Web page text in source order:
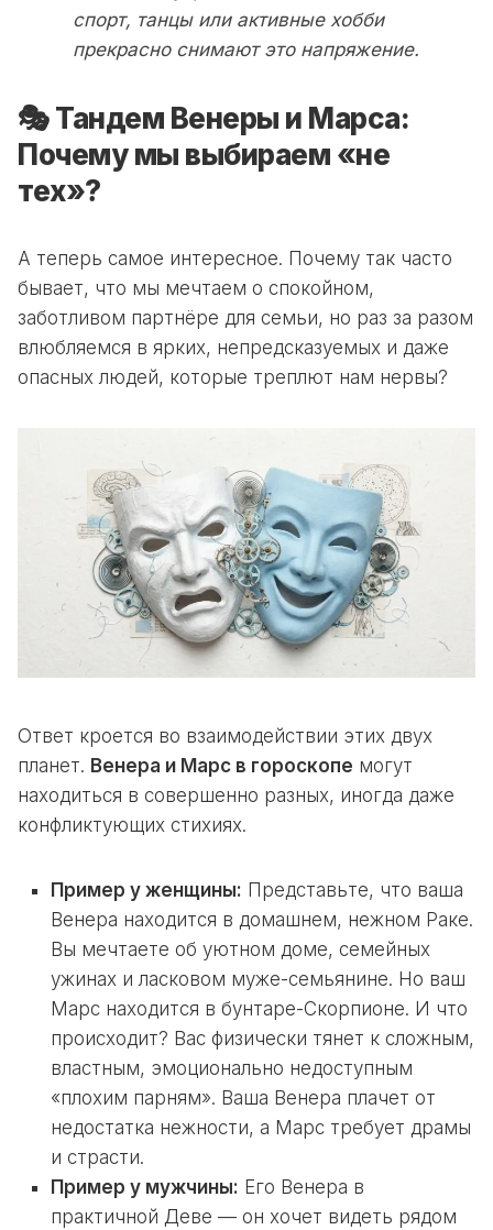
спорт, танцы или активные хобби
прекрасно снимают это напряжение.
🎭 Тандем Венеры и Марса:
Почему мы выбираем «не
тех»?
А теперь самое интересное. Почему так часто
бывает, что мы мечтаем о спокойном,
заботливом партнёре для семьи, но раз за разом
влюбляемся в ярких, непредсказуемых и даже
опасных людей, которые треплют нам нервы?
Ответ кроется во взаимодействии этих двух
планет. Венера и Марс в гороскопе могут
находиться в совершенно разных, иногда даже
конфликтующих стихиях.
Пример у женщины: Представьте, что ваша
Венера находится в домашнем, нежном Раке.
Вы мечтаете об уютном доме, семейных
ужинах и ласковом муже-семьянине. Но ваш
Марс находится в бунтаре-Скорпионе. И что
происходит? Вас физически тянет к сложным,
властным, эмоционально недоступным
«плохим парням». Ваша Венера плачет от
недостатка нежности, а Марс требует драмы
и страсти.
Пример у мужчины: Его Венера в
практичной Деве — он хочет видеть рядом